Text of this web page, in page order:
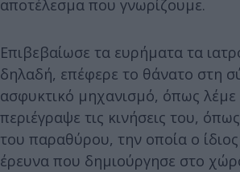
αποτέλεσμα που γνωρίζουμε.
Επιβεβαίωσε τα ευρήματα τα
δηλαδή, επέφερε το θάνατο στη
ασφυκτικό μηχανισμό, όπως λέμε
περιέγραψε τις κινήσεις του,
του παραθύρου, την οποία ο
έρευνα που δημιούργησε στο